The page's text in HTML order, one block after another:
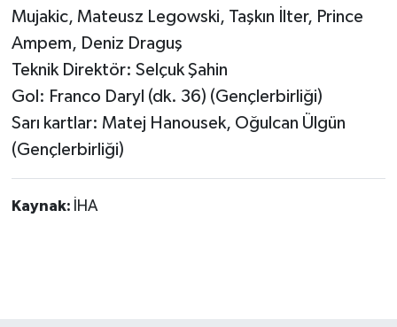
Mujakic, Mateusz Legowski, Taşkın İlter, Prince
Ampem, Deniz Draguş
Teknik Direktör: Selçuk Şahin
Gol: Franco Daryl (dk. 36) (Gençlerbirliği)
Sarı kartlar: Matej Hanousek, Oğulcan Ülgün
(Gençlerbirliği)
Kaynak: İHA